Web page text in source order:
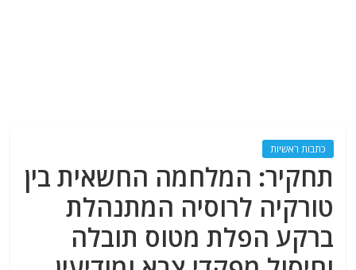
כתבות ראשיות
תחקיר: המלחמה החשאית בין
טורקיה לרוסיה המתנהלת
ברקע הפלת מטוס תובלה